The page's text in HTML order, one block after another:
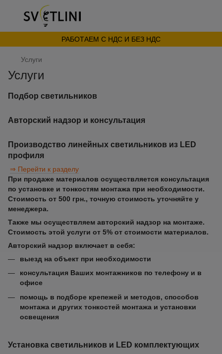
РАБОТАЕМ С НДС И БЕЗ НДС
Услуги
Услуги
Подбор светильников
Авторский надзор и консультация
Производство линейных светильников из LED
профиля
⇒ Перейти к разделу
При продаже материалов осуществляется консультация
по установке и тонкостям монтажа при необходимости.
Стоимость от 500 грн., точную стоимость уточняйте у
менеджера.
Также мы осуществляем авторский надзор на монтаже.
Стоимость этой услуги от 5% от стоимости материалов.
Авторский надзор включает в себя:
выезд на объект при необходимости
консультация Ваших монтажников по телефону и в
офисе
помощь в подборе крепежей и методов, способов
монтажа и других тонкостей монтажа и установки
освещения
Установка светильников и LED комплектующих